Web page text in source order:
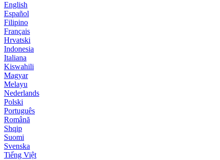
English
Español
Filipino
Français
Hrvatski
Indonesia
Italiana
Kiswahili
Magyar
Melayu
Nederlands
Polski
Português
Română
Shqip
Suomi
Svenska
Tiếng Việt